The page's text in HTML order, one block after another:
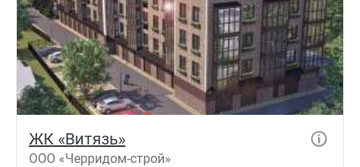
ЖК «Витязь»
ООО «Черридом-строй»